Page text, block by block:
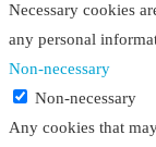
Necessary cookies
any personal
Non-necessary
Non-necessary
Any cookies that